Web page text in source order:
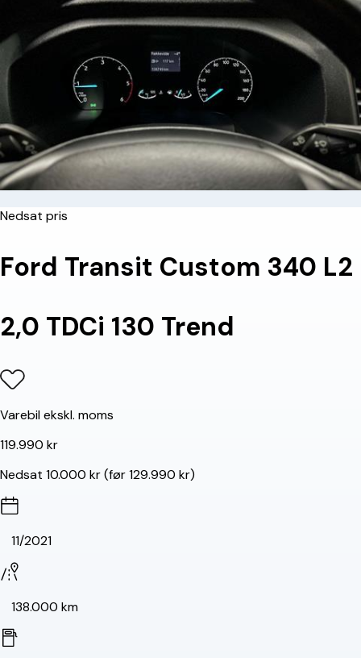
Nedsat pris
Ford Transit Custom 340 L2
2,0 TDCi 130 Trend
Varebil ekskl. moms
119.990 kr
Nedsat 10.000 kr (før 129.990 kr)
11/2021
138.000 km